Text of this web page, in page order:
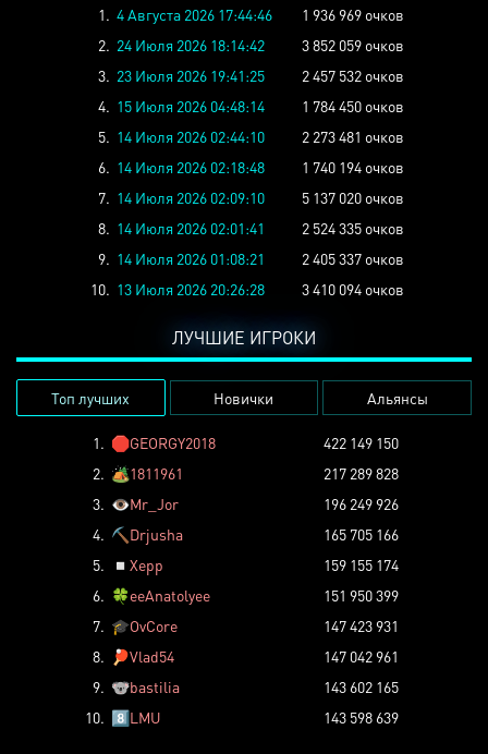
1. 4 Августа 2026 17:44:46
1 936 969 очков
2. 24 Июля 2026 18:14:42
3 852 059 очков
3. 23 Июля 2026 19:41:25
2 457 532 очков
4. 15 Июля 2026 04:48:14
1 784 450 очков
5. 14 Июля 2026 02:44:10
2 273 481 очков
6. 14 Июля 2026 02:18:48
1 740 194 очков
7. 14 Июля 2026 02:09:10
5 137 020 очков
8. 14 Июля 2026 02:01:41
2 524 335 очков
9. 14 Июля 2026 01:08:21
2 405 337 очков
10. 13 Июля 2026 20:26:28 3 410 094 очков
ЛУЧШИЕ ИГРОКИ
Топ лучших Новички Альянсы
1. 🛑GEORGY2018
422 149 150
2. 🏕️1811961
217 289 828
3. 👁️Mr_Jor
196 249 926
4. ⛏️ Drjusha
165 705 166
5.
◽ Xepp
159 155 174
6. 🍀eeAnatolyee
151 950 399
7. 🎓OvCore
147 423 931
8.
🏓Vlad54
147 042 961
9. 🐨bastilia
143 602 165
10. 8️⃣LMU 143 598 639